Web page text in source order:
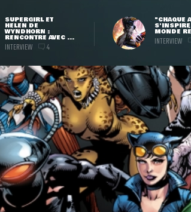
SUPERGIRL ET
HELEN DE
WYNDHORN :
RENCONTRE AVEC ...
INTERVIEW 4
"CHAQUE
MONDE
INTERVIEW